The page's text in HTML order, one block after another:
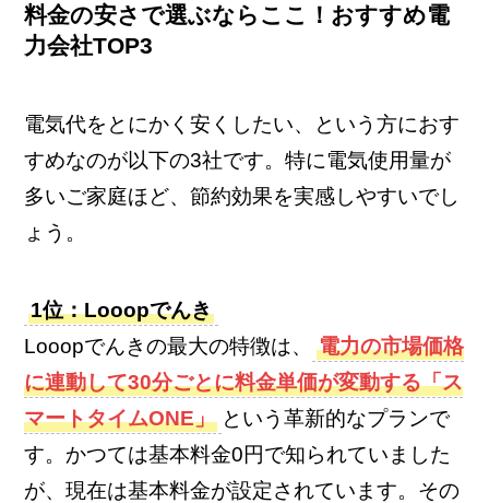
料金の安さで選ぶならここ！おすすめ電
力会社TOP3
電気代をとにかく安くしたい、という方におす
すめなのが以下の3社です。特に電気使用量が
多いご家庭ほど、節約効果を実感しやすいでし
ょう。
1位：Looopでんき
Looopでんきの最大の特徴は、
電力の市場価格
に連動して30分ごとに料金単価が変動する「ス
マートタイムONE」 という革新的なプランで
す。かつては基本料金0円で知られていました
が、現在は基本料金が設定されています。その